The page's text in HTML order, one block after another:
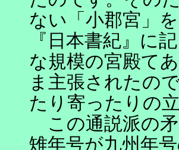
ない「小郡宮」
『日本書紀』に
な規模の宮殿て
ま主張されたの
たり寄ったりの
この通説派の
雉年号が九州年